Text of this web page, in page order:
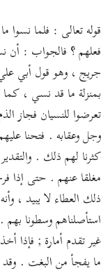
قوله تعالى : فلما نسوا
فعلهم ؟ فالجواب : أن
جريج ، وهو قول أبي
بمنزلة ما قد نسي ،
تعرضوا للنسيان فجاز
وجل وعقابه . فتحنا
كثرنا لهم ذلك .
مغلقا عنهم . حتى إذا
ذلك العطاء لا يبيد ،
استأصلناهم وسطونا
غير تقدم أمارة ; فإذا
ما يفجأ من البغت .